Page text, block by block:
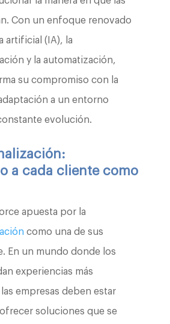
Con un enfoque renovado
artificial (IA), la
y la automatización,
su compromiso con la
a un entorno
evolución.
a cada cliente como
apuesta por la
como una de sus
En un mundo donde los
experiencias más
empresas deben estar
soluciones que se